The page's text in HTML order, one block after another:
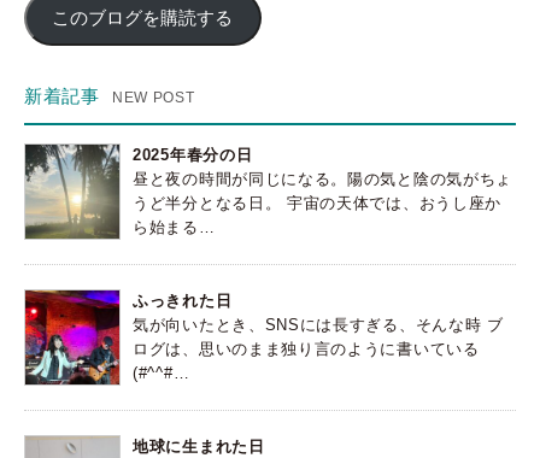
ア
ド
ス
このブログを購読する
新着記事
2025年春分の日
昼と夜の時間が同じになる。陽の気と陰の気がちょ
うど半分となる日。 宇宙の天体では、おうし座か
ら始まる…
ふっきれた日
気が向いたとき、SNSには長すぎる、そんな時 ブ
ログは、思いのまま独り言のように書いている
(#^^#…
地球に生まれた日